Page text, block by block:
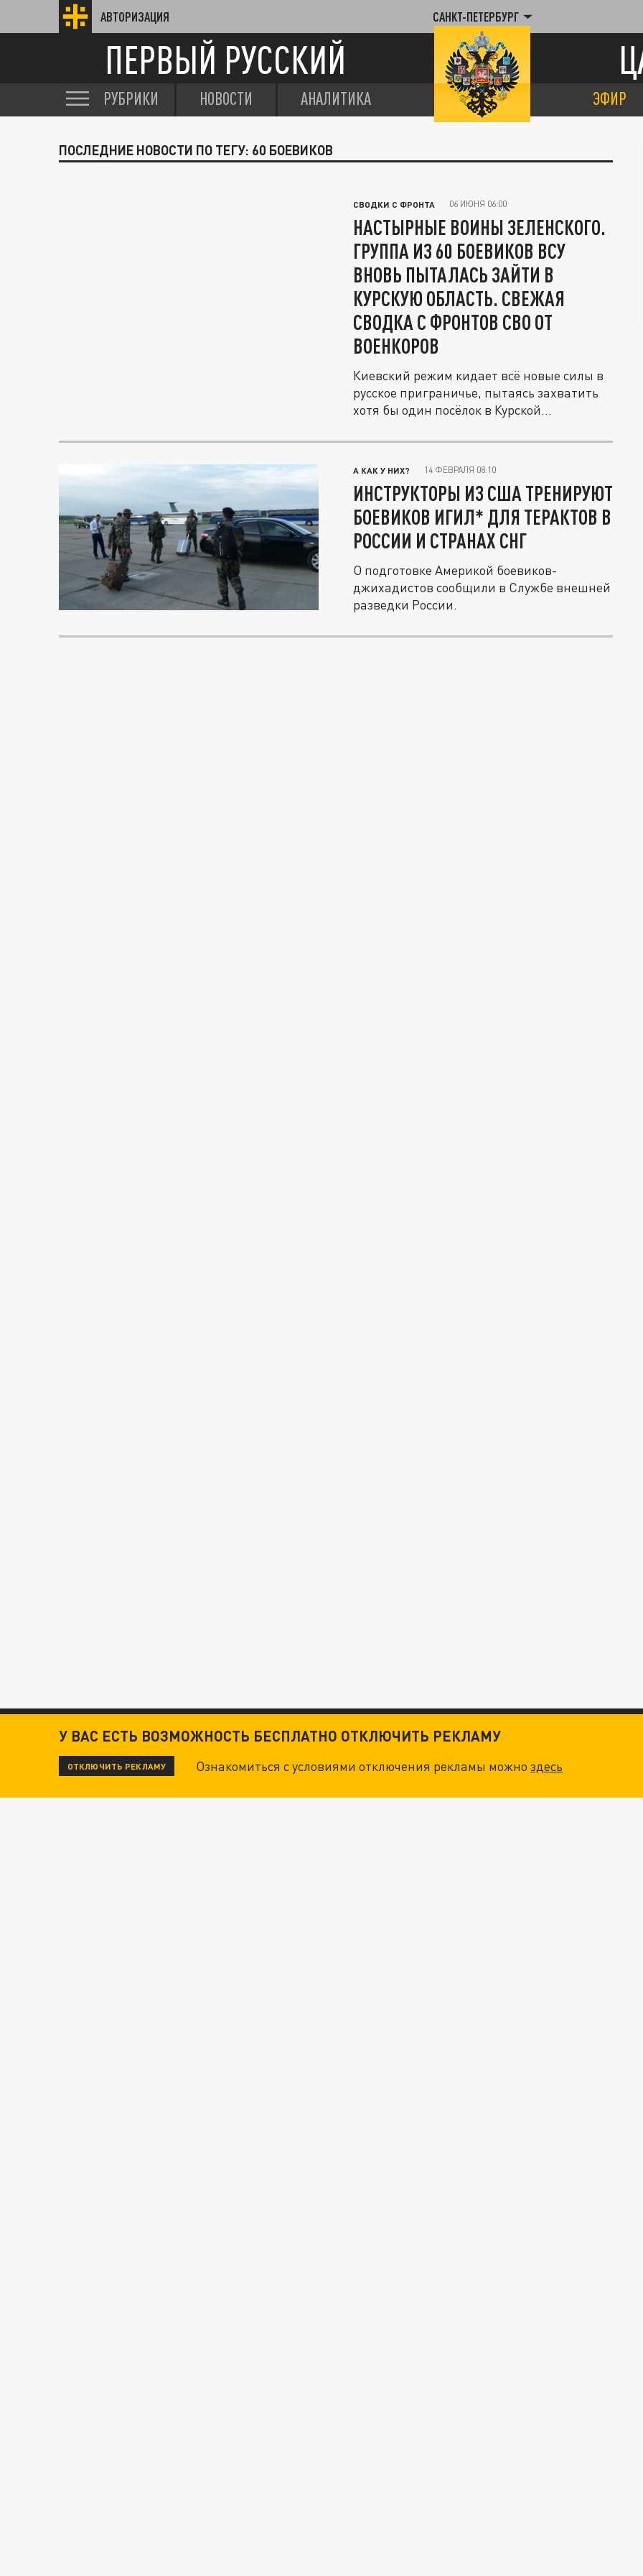
АВТОРИЗАЦИЯ САНКТ-ПЕТЕРБУРГ
ПЕРВЫЙ РУССКИЙ
РУБРИКИ НОВОСТИ АНАЛИТИКА ЭФИР
ПОСЛЕДНИЕ НОВОСТИ ПО ТЕГУ: 60 БОЕВИКОВ
СВОДКИ С ФРОНТА 06 ИЮНЯ 06:00
НАСТЫРНЫЕ ВОИНЫ ЗЕЛЕНСКОГО.
ГРУППА ИЗ 60 БОЕВИКОВ ВСУ
ВНОВЬ ПЫТАЛАСЬ ЗАЙТИ В
КУРСКУЮ ОБЛАСТЬ. СВЕЖАЯ
СВОДКА С ФРОНТОВ СВО ОТ
ВОЕНКОРОВ
Киевский режим кидает всё новые силы в
русское приграничье, пытаясь захватить
хотя бы один посёлок в Курской...
А КАК У НИХ? 14 ФЕВРАЛЯ 08:10
ИНСТРУКТОРЫ ИЗ США ТРЕНИРУЮТ
БОЕВИКОВ ИГИЛ* ДЛЯ ТЕРАКТОВ В
РОССИИ И СТРАНАХ СНГ
О подготовке Америкой боевиков-
джихадистов сообщили в Службе внешней
разведки России.
У ВАС ЕСТЬ ВОЗМОЖНОСТЬ БЕСПЛАТНО ОТКЛЮЧИТЬ РЕКЛАМУ
ОТКЛЮЧИТЬ РЕКЛАМУ Ознакомиться с условиями отключения рекламы можноздесь